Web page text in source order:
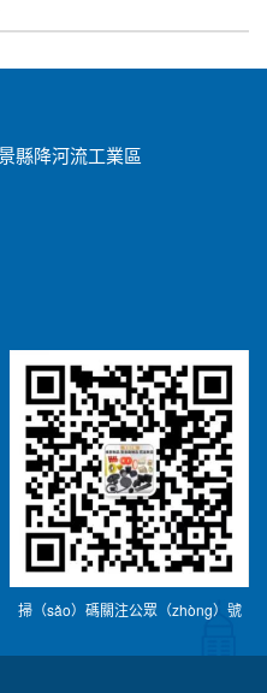
縣降河流工業區
掃（sǎo）碼關注公眾（zhòng）號